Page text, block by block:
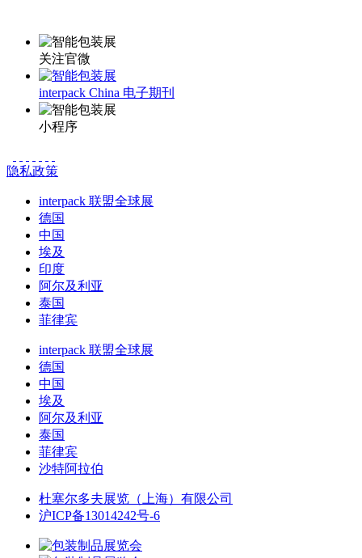
关注官微
interpack China 电子期刊
小程序
隐私政策
interpack 联盟全球展
德国
中国
埃及
印度
阿尔及利亚
泰国
菲律宾
interpack 联盟全球展
德国
中国
埃及
阿尔及利亚
泰国
菲律宾
沙特阿拉伯
杜塞尔多夫展览（上海）有限公司
沪ICP备13014242号-6